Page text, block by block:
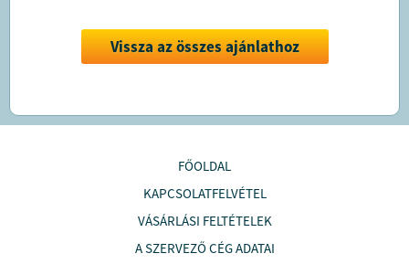
Vissza az összes ajánlathoz
FŐOLDAL
KAPCSOLATFELVÉTEL
VÁSÁRLÁSI FELTÉTELEK
A SZERVEZŐ CÉG ADATAI